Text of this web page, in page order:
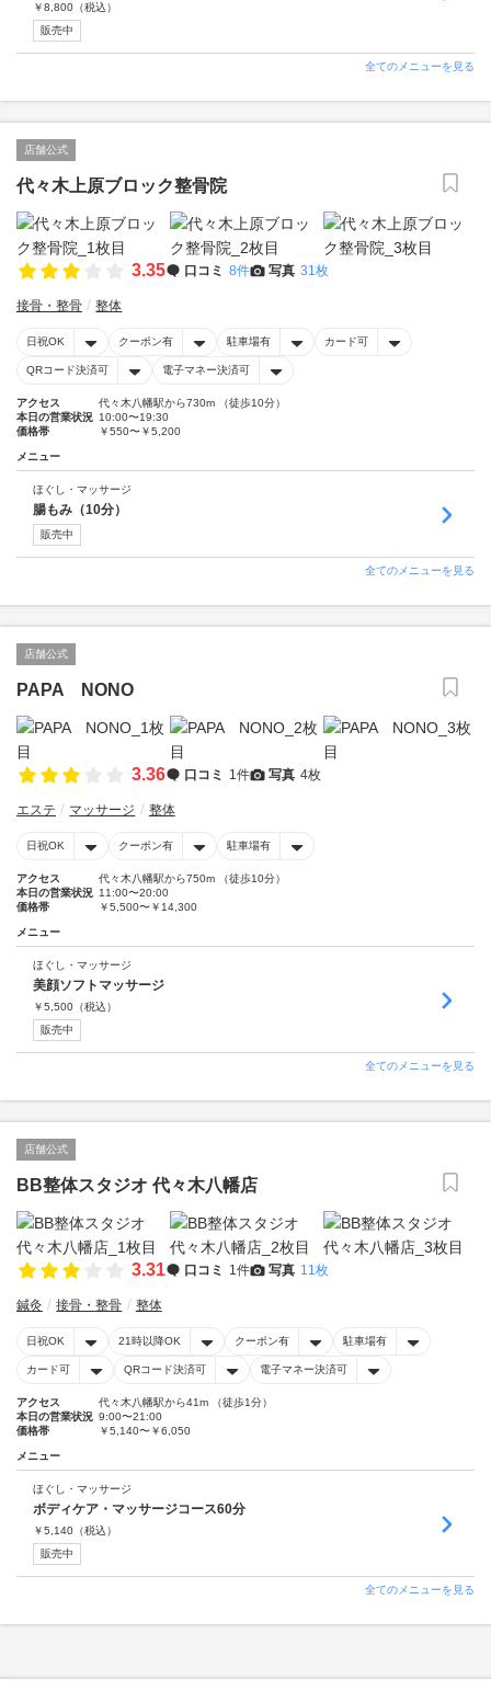
￥8,800 （税込）
販売中
全てのメニューを見る
店舗公式
代々木上原ブロック整骨院
3.35 口コミ 8件 写真 31枚
接骨・整骨 整体
日祝OK クーポン有 駐車場有 カード可
QRコード決済可 電子マネー決済可
アクセス
代々木八幡駅から730m （徒歩10分）
本日の営業状況 10:00〜19:30
価格帯
￥550〜￥5,200
メニュー
ほぐし・マッサージ
腸もみ（10分）
販売中
全てのメニューを見る
店舗公式
PAPA NONO
3.36 口コミ 1件 写真 4枚
エステ マッサージ 整体
日祝OK クーポン有 駐車場有
アクセス
代々木八幡駅から750m （徒歩10分）
本日の営業状況 11:00〜20:00
価格帯
￥5,500〜￥14,300
メニュー
ほぐし・マッサージ
美顔ソフトマッサージ
￥5,500 （税込）
販売中
全てのメニューを見る
店舗公式
BB整体スタジオ 代々木八幡店
3.31 口コミ 1件 写真 11枚
鍼灸 接骨・整骨 整体
日祝OK 21時以降OK クーポン有 駐車場有
カード可 QRコード決済可 電子マネー決済可
アクセス
代々木八幡駅から41m （徒歩1分）
本日の営業状況 9:00〜21:00
価格帯
￥5,140〜￥6,050
メニュー
ほぐし・マッサージ
ボディケア・マッサージコース60分
￥5,140 （税込）
販売中
全てのメニューを見る